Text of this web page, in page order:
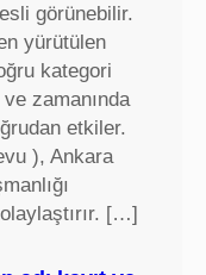
görünebilir.
yürütülen
kategori
zamanında
etkiler.
), Ankara
[…]